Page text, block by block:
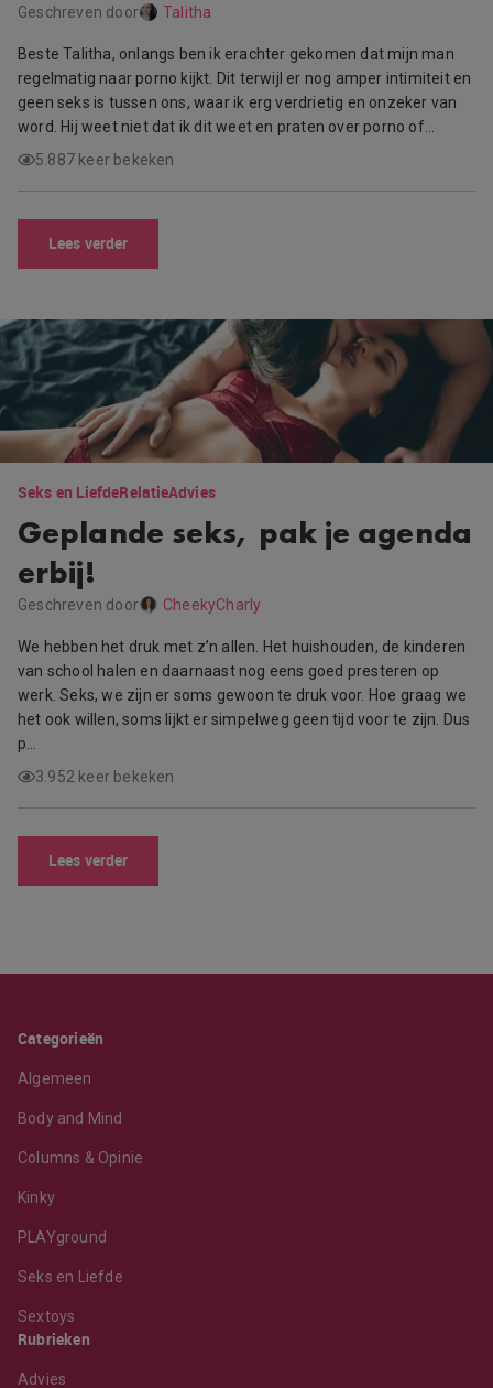
Geschreven door Talitha
Beste Talitha, onlangs ben ik erachter gekomen dat mijn man
regelmatig naar porno kijkt. Dit terwijl er nog amper intimiteit en
geen seks is tussen ons, waar ik erg verdrietig en onzeker van
word. Hij weet niet dat ik dit weet en praten over porno of…
5.887 keer bekeken
Lees verder
Seks en LiefdeRelatieAdvies
Geplande seks, pak je agenda
erbij!
Geschreven door CheekyCharly
We hebben het druk met z’n allen. Het huishouden, de kinderen
van school halen en daarnaast nog eens goed presteren op
werk. Seks, we zijn er soms gewoon te druk voor. Hoe graag we
het ook willen, soms lijkt er simpelweg geen tijd voor te zijn. Dus
p…
3.952 keer bekeken
Lees verder
Categorieën
Algemeen
Body and Mind
Columns & Opinie
Kinky
PLAYground
Seks en Liefde
Sextoys
Rubrieken
Advies